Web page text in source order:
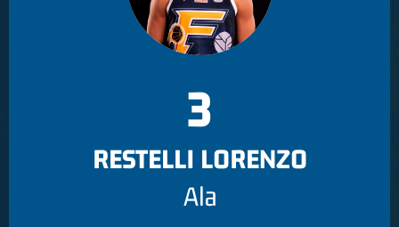
3
RESTELLI LORENZO
Ala